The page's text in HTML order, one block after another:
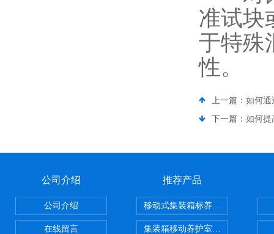
准试块
于特殊
性。
上一篇： 如何通
下一篇： 如何提
公司介绍
公司介绍
在线留言
推荐产品
移动式集装箱标养室 养护室设备
集装箱移动养护室 标养室